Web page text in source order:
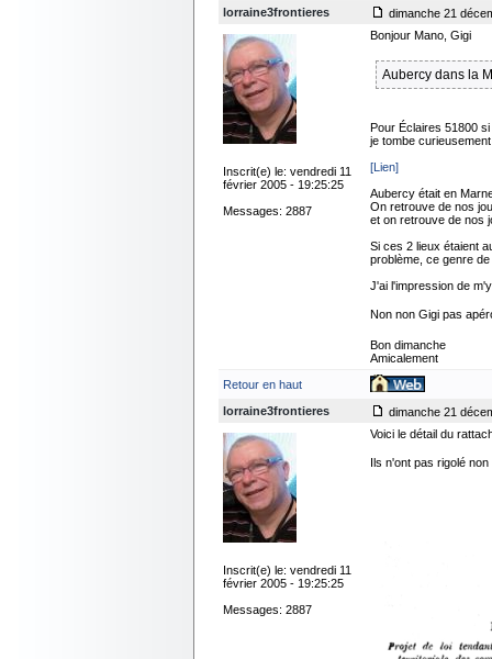
lorraine3frontieres
dimanche 21
Inscrit(e) le: vendredi 11
février 2005 - 19:25:25
Messages: 2887
Bonjour Mano, Gigi
Aubercy dans la
Pour Éclaires 51800
je tombe
[Lien]
Aubercy était en
On retrouve de nos
et on retrouve de nos
Si ces 2 lieux étaient
problème, ce genre
J'ai l'impression de
Non non Gigi pas
Bon dimanche
Amicalement
Retour en haut
lorraine3frontieres
dimanche 21
Inscrit(e) le: vendredi 11
février 2005 - 19:25:25
Messages: 2887
Voici le détail du
Ils n'ont pas rigolé